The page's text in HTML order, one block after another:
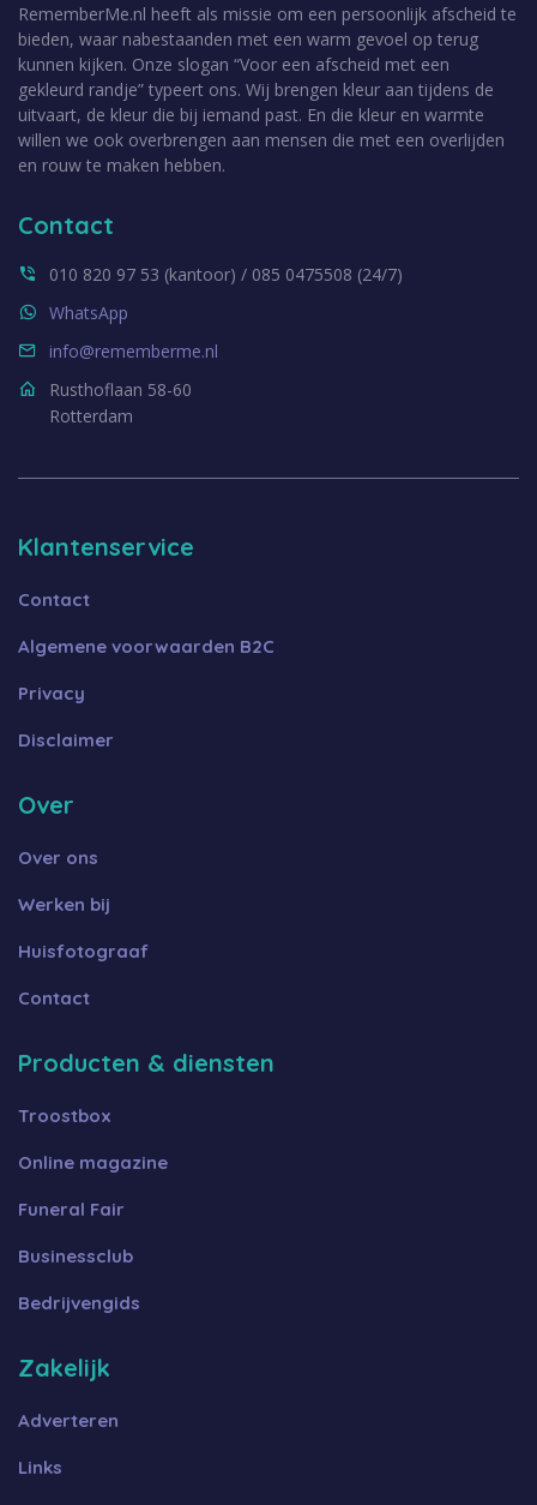
Contact
010 820 97 53 (kantoor) / 085 0475508 (24/7)
WhatsApp
info@rememberme.nl
Rusthoflaan 58-60
Rotterdam
RememberMe.nl heeft als missie om een persoonlijk afscheid te
bieden, waar nabestaanden met een warm gevoel op terug
kunnen kijken. Onze slogan “Voor een afscheid met een
gekleurd randje” typeert ons. Wij brengen kleur aan tijdens de
uitvaart, de kleur die bij iemand past. En die kleur en warmte
willen we ook overbrengen aan mensen die met een overlijden
en rouw te maken hebben.
Klantenservice
Contact
Algemene voorwaarden B2C
Privacy
Disclaimer
Over
Over ons
Werken bij
Huisfotograaf
Contact
Producten & diensten
Troostbox
Online magazine
Funeral Fair
Businessclub
Bedrijvengids
Zakelijk
Adverteren
Links